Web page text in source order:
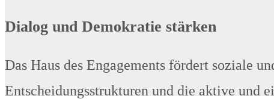
Dialog und Demokratie stärken
Das Haus des Engagements fördert soziale
Entscheidungsstrukturen und die aktive und